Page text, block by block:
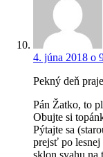
4. júna 2018 o
Pekný deň
Pán Žatko, to
Obujte si
Pýtajte sa
prejsť po lesnej
sklon svahu na